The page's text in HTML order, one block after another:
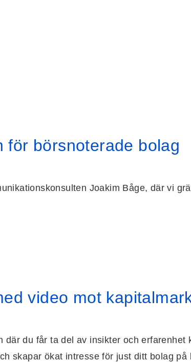
för börsnoterade bolag
Joakim Båge, där vi
video mot
du får ta del av insikter och
skapar ökat intresse för just ditt bolag på